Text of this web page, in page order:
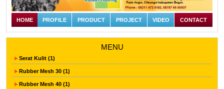
HOME PROFILE PRODUCT PROJECT VIDEO CONTACT
MENU
Serat Kulit (1)
Rubber Mesh 30 (1)
Rubber Mesh 40 (1)